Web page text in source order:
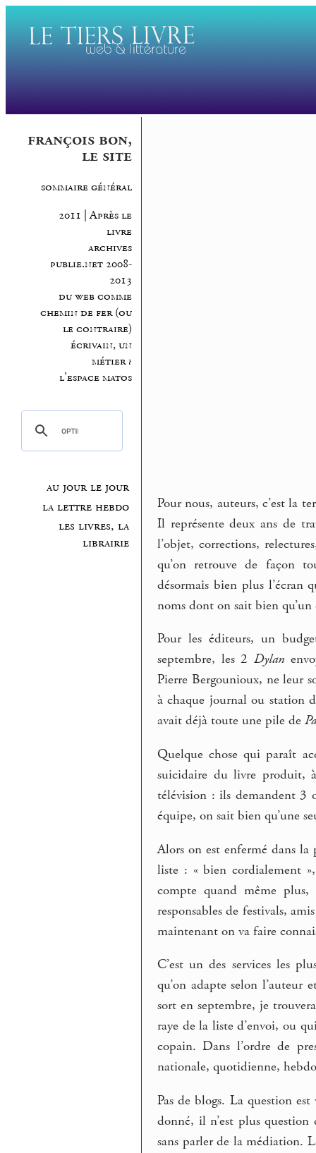
françois bon,
le site
sommaire général
2011 | Après le
livre
archives
publie.net 2008-
2013
du web comme
chemin de fer (ou
le contraire)
écrivain, un
métier ?
l’espace matos
au jour le jour
la lettre hebdo
les livres, la
librairie
Pour nous, auteurs, c’est la
Il représente deux ans de
l’objet, corrections,
qu’on retrouve de façon
désormais bien plus l’écran
noms dont on sait bien
Pour les éditeurs, un
septembre, les 2 Dylan
Pierre Bergounioux, ne leur
à chaque journal ou station
avait déjà toute une pile de
Quelque chose qui paraît
suicidaire du livre produit,
télévision : ils demandent 3
équipe, on sait bien qu’une
Alors on est enfermé dans
liste : « bien cordialement
compte quand même
responsables de festivals,
maintenant on va faire
C’est un des services les
qu’on adapte selon
sort en septembre, je
raye de la liste d’envoi, ou
copain. Dans l’ordre de
nationale, quotidienne,
Pas de blogs. La question
donné, il n’est plus
sans parler de la médiation.